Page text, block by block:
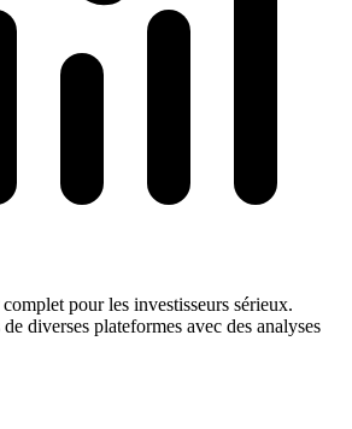
pour les investisseurs sérieux.
diverses plateformes avec des analyses